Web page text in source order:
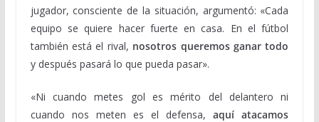
jugador, consciente de la situación, argumentó: «Cada
equipo se quiere hacer fuerte en casa. En el fútbol
también está el rival, nosotros queremos ganar todo
y después pasará lo que pueda pasar».
«Ni cuando metes gol es mérito del delantero ni
cuando nos meten es el defensa,aquí atacamos